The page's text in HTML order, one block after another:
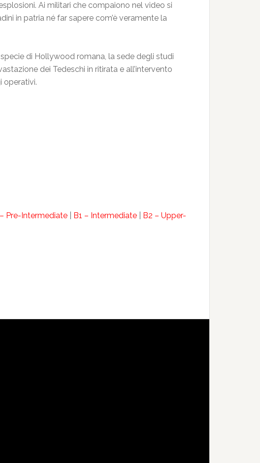
Ai militari che compaiono nel video si
in patria né far sapere com’è veramente la
di Hollywood romana, la sede degli studi
dei Tedeschi in ritirata e all’intervento
operativi.
Pre-Intermediate B1 – Intermediate
B2 – Upper-